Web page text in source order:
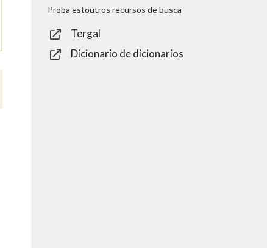
Proba estoutros recursos de busca
Tergal
Dicionario de dicionarios